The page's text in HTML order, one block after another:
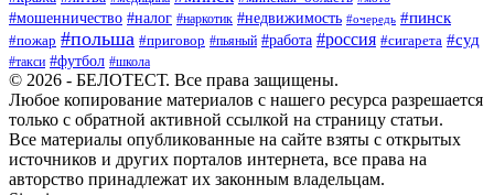
#мошенничество #налог #наркотик #недвижимость #очередь #пинск
#пожар #польша #приговор #пьяный #работа #россия #сигарета #суд
#такси #футбол #школа
© 2026 - БЕЛОТЕСТ. Все права защищены.
Любое копирование материалов с нашего ресурса разрешается
только с обратной активной ссылкой на страницу статьи.
Все материалы опубликованные на сайте взяты с открытых
источников и других порталов интернета, все права на
авторство принадлежат их законным владельцам.